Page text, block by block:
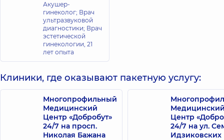
Акушер-
гинеколог; Врач
ультразвуковой
диагностики; Врач
эстетической
гинекологии, 21
лет опыта
Клиники, где оказывают пакетную услугу:
Многопрофильный
Медицинский
Центр «Добробут»
24/7 на просп.
Николая Бажана
Центр
24/7 на ул.
Идзиковских